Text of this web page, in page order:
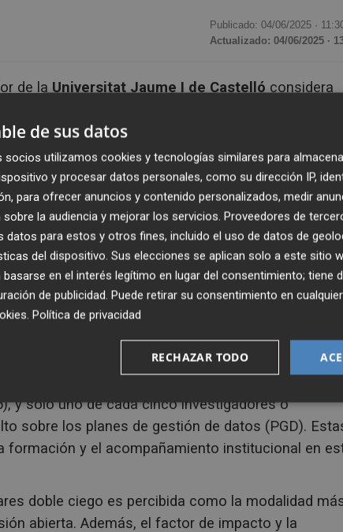
Publicado: 04/06/2025 ·
Actualizado: 04/06/2025 ·
de la Universitat Jaume I de Castelló considera
accesibles en línea sin restricciones. Esta visión
comunidad académica, según la encuesta "¿Qué
el Vicerrectorado de Investigación en sintonía
contado con una participación significativa del
abiertocomo motor de innovación científica y
promueven los entornos abiertos, colaborativos y
la monetizaciónde la difusión investigadora,
común, con modelos editoriales sin ánimo de
Aunque se observan mejoras respecto a
sobre las diferentes vías de acceso abierto
y solo uno de cada cinco investigadores o
sobre los planes de gestión de datos (PGD).
formación y el acompañamiento institucional en
doble ciego es percibida como la modalidad
abierta. Además, el factor de impacto y la
de sus datos
utilizamos cookies y tecnologías similares para
y procesar datos personales, como su dirección IP,
para ofrecer anuncios y contenido personalizados, medir
la audiencia y mejorar los servicios. Proveedores de
datos para estos y otros fines, incluido el uso de datos de
del dispositivo. Sus elecciones se aplican solo a este sitio
en el interés legítimo en lugar del consentimiento; tiene
de publicidad. Puede retirar su consentimiento en
. Política de privacidad
RECHAZAR TODO